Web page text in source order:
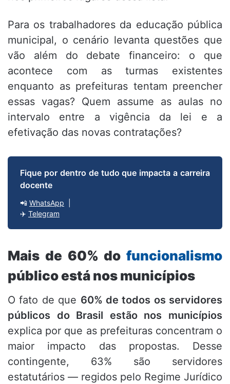
Para os trabalhadores da educação pública
municipal, o cenário levanta questões que
vão além do debate financeiro: o que
acontece com as turmas existentes
enquanto as prefeituras tentam preencher
essas vagas? Quem assume as aulas no
intervalo entre a vigência da lei e a
efetivação das novas contratações?
Fique por dentro de tudo que impacta a carreira
docente
📲 WhatsApp
✈️ Telegram
Mais de 60% do funcionalismo
público está nos municípios
O fato de que 60% de todos os servidores
públicos do Brasil estão nos municípios
explica por que as prefeituras concentram o
maior impacto das propostas. Desse
contingente, 63% são servidores
estatutários — regidos pelo Regime Jurídico